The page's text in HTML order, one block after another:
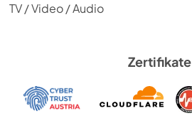
TV / Video / Audio
Zertifikate